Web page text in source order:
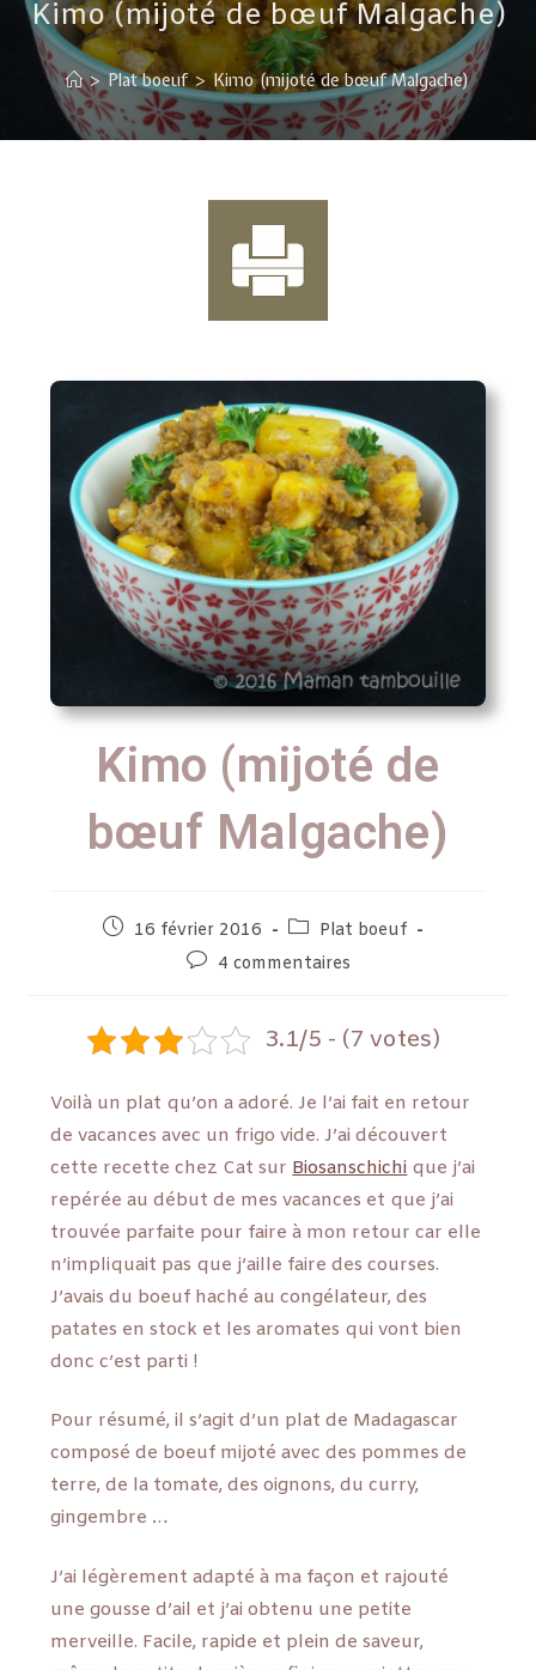
Kimo (mijoté de bœuf Malgache)
> Plat boeuf > Kimo (mijoté de bœuf Malgache)
Kimo (mijoté de
bœuf Malgache)
16 février 2016
Plat boeuf
4 commentaires
3.1/5 - (7 votes)
Voilà un plat qu’on a adoré. Je l’ai fait en retour
de vacances avec un frigo vide. J’ai découvert
cette recette chez Cat sur Biosanschichi que j’ai
repérée au début de mes vacances et que j’ai
trouvée parfaite pour faire à mon retour car elle
n’impliquait pas que j’aille faire des courses.
J’avais du boeuf haché au congélateur, des
patates en stock et les aromates qui vont bien
donc c’est parti !
Pour résumé, il s’agit d’un plat de Madagascar
composé de boeuf mijoté avec des pommes de
terre, de la tomate, des oignons, du curry,
gingembre …
J’ai légèrement adapté à ma façon et rajouté
une gousse d’ail et j’ai obtenu une petite
merveille. Facile, rapide et plein de saveur,